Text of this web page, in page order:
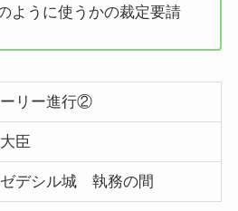
ように使うかの裁定要請
リー進行②
臣
デシル城 執務の間